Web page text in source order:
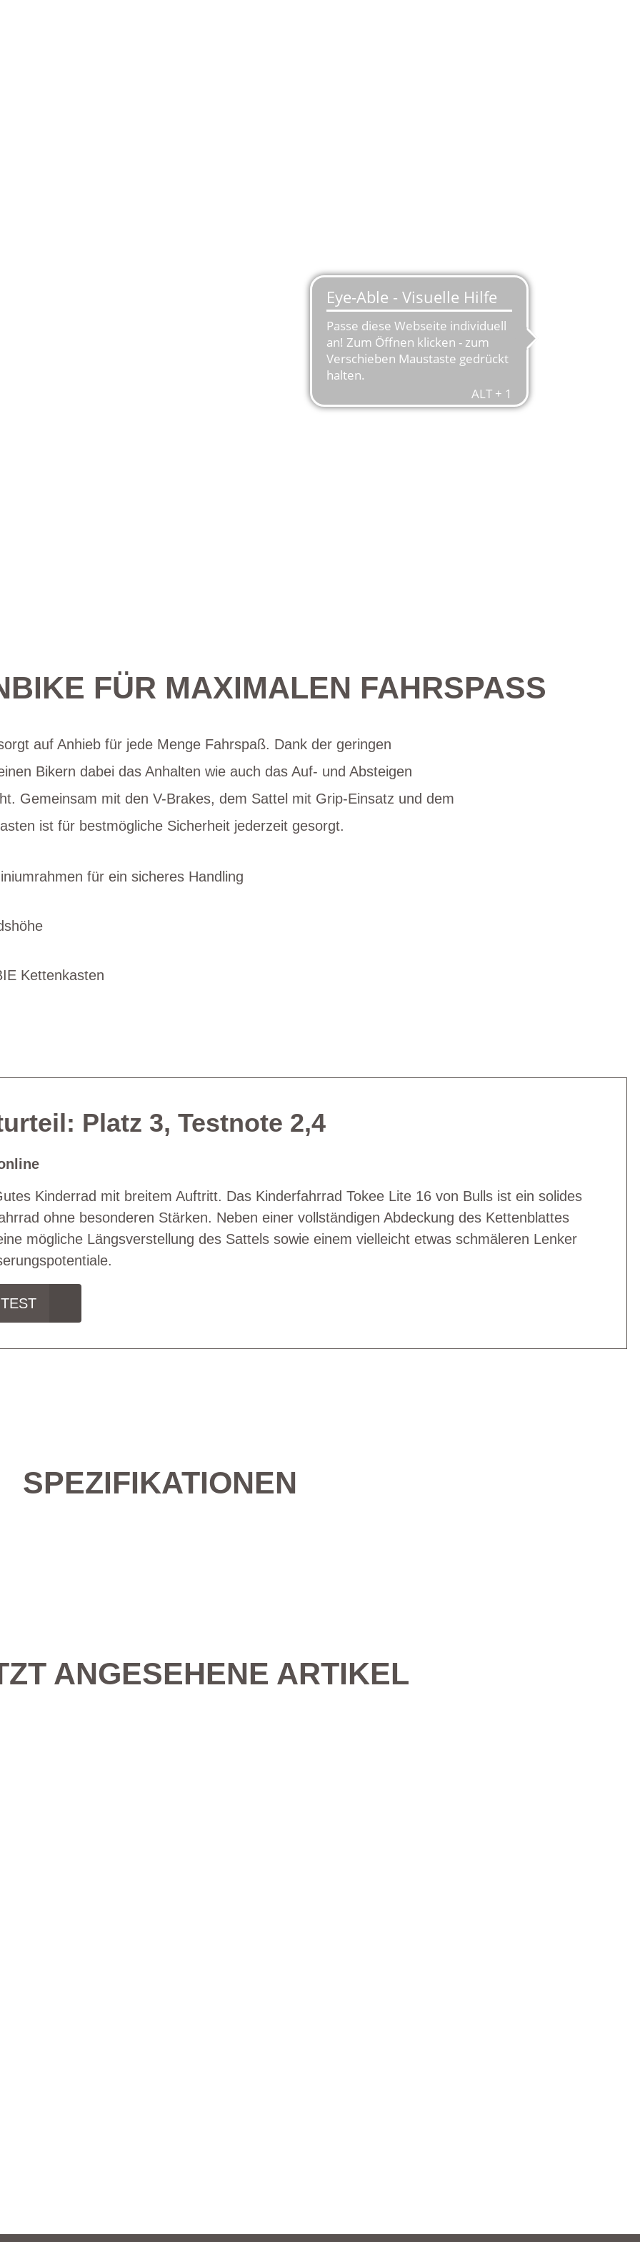
FÜR MAXIMALEN FAHRSPASS
auf Anhieb für jede Menge Fahrspaß. Dank der geringen
Bikern dabei das Anhalten wie auch das Auf- und Absteigen
Gemeinsam mit den V-Brakes, dem Sattel mit Grip-Einsatz und dem
ist für bestmögliche Sicherheit jederzeit gesorgt.
für ein sicheres Handling
Kettenkasten
Platz 3, Testnote 2,4
Kinderrad mit breitem Auftritt. Das Kinderfahrrad Tokee Lite 16 von Bulls ist ein solides
ohne besonderen Stärken. Neben einer vollständigen Abdeckung des Kettenblattes
mögliche Längsverstellung des Sattels sowie einem vielleicht etwas schmäleren Lenker
SPEZIFIKATIONEN
ANGESEHENE ARTIKEL